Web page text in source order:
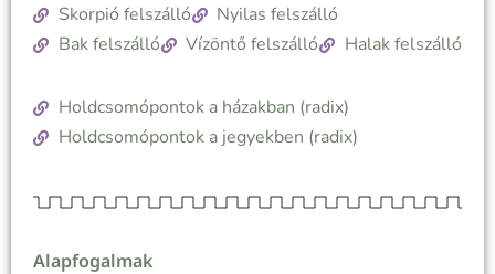
Skorpió felszálló
Nyilas felszálló
Bak felszálló
Vízöntő felszálló Halak felszálló
Holdcsomópontok a házakban (radix)
Holdcsomópontok a jegyekben (radix)
Alapfogalmak